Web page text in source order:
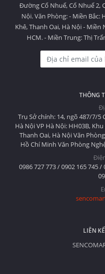
Đường Cổ Nhuế, Cổ Nhuế 2,
Nội. Văn Phòng: - Miền Bắc:
Khê, Thanh Oai, Hà Nội -
HCM. - Miền Trung: Thị
THÔNG
Trụ Sở chính: 14, ngõ 487/7/5
Hà Nội VP Hà Nội: HH03B,
Thanh Oai, Hà Nội Văn
Hồ Chí Minh Văn Phòng
0986 727 773 / 0902 165 745
LIÊN